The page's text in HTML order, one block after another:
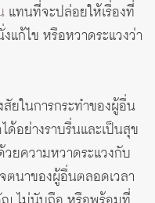
แทนที่จะปล่อยให้เรื่องที่
ก้ไข หรือหวาดระแวงว่า
สัยในการกระทำของผู้อื่น
ด้อย่างราบรื่นและเป็นสุข
วยความหวาดระแวงกับ
ตนาของผู้อื่นตลอดเวลา